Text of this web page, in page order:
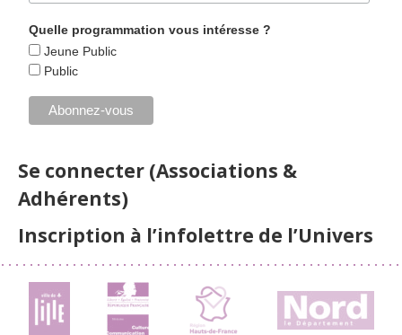
Quelle programmation vous intéresse ?
Jeune Public
Public
Se connecter (Associations &
Adhérents)
Inscription à l’infolettre de l’Univers